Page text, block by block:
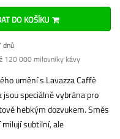
DO KOŠÍKU
120 000 milovníky kávy
umění s Lavazza Caffè
speciálně vybrána pro
hebkým dozvukem. Směs
subtilní, ale